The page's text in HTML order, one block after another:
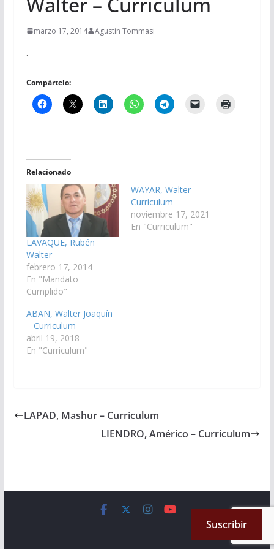
marzo 17, 2014 Agustin Tommasi
.
Compártelo:
Relacionado
LAVAQUE, Rubén
Walter
febrero 17, 2014
En "Mandato
Cumplido"
WAYAR, Walter –
Curriculum
noviembre 17, 2021
En "Curriculum"
ABAN, Walter Joaquín
– Curriculum
abril 19, 2018
En "Curriculum"
LAPAD, Mashur – Curriculum
LIENDRO, Américo – Curriculum
. All rights reserved.
by ThemeGrill. Powered byWordPress.
Suscribir